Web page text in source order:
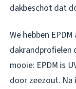
dakbeschot dat
We hebben
dakrandprofielen
mooie: EPDM is
door zeezout.